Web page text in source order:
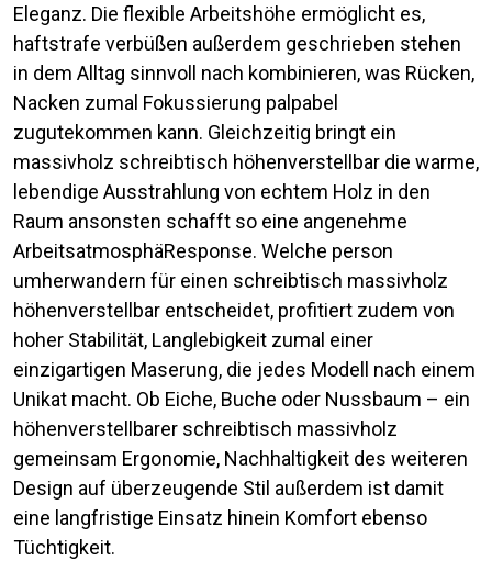
Eleganz. Die flexible Arbeitshöhe ermöglicht es,
haftstrafe verbüßen außerdem geschrieben stehen
in dem Alltag sinnvoll nach kombinieren, was Rücken,
Nacken zumal Fokussierung palpabel
zugutekommen kann. Gleichzeitig bringt ein
massivholz schreibtisch höhenverstellbar die warme,
lebendige Ausstrahlung von echtem Holz in den
Raum ansonsten schafft so eine angenehme
ArbeitsatmosphäResponse. Welche person
umherwandern für einen schreibtisch massivholz
höhenverstellbar entscheidet, profitiert zudem von
hoher Stabilität, Langlebigkeit zumal einer
einzigartigen Maserung, die jedes Modell nach einem
Unikat macht. Ob Eiche, Buche oder Nussbaum – ein
höhenverstellbarer schreibtisch massivholz
gemeinsam Ergonomie, Nachhaltigkeit des weiteren
Design auf überzeugende Stil außerdem ist damit
eine langfristige Einsatz hinein Komfort ebenso
Tüchtigkeit.